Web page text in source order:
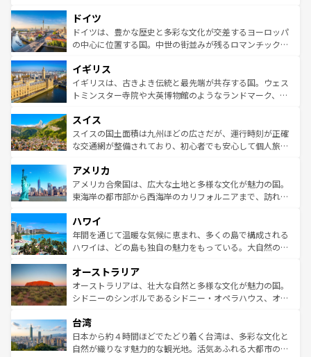
せる。地方によって風土や気候が異なるスペインはその個
性で訪れる人を魅了する。 なお、新着のスペイン情報は コ
ンテンツ一覧を参照してほしい。
で、幅広い魅力が詰まっている。華麗な宮殿、歴史的な大
聖堂、美しいビーチ、そして豊かな自然が、訪れる者を心
から魅了する。また、フランスは美食の国としても知ら
いる。シャンパンの発祥地であるランス、プロヴァンスの
香り高いラベンダー畑など、多彩な楽しみ方が可能だ。さ
らに、パリ以外の地域にも魅力が溢れており、どの街角に
れる地方に足を運ぶとそれぞれで全く異なる文化を体験で
きるだろう。 なお、新着のフランス情報はコンテンツ一覧
を参照してほしい。
ドイツ
ドイツは、豊かな歴史と多彩な文化が交差するヨーロッパ
の中心に位置する国。中世の街並みが残るロマンチック街
顔を持つこの国は、どこを歩いても飽きることがない。ベ
ルリンの文化的活気、バイエルン州のアルプスの絶景、そ
してライン川沿いのワイン畑といった風景は必見。ビール
は、お酒好きな人にはぜひ体験してほしい。 なお、新着の
ドイツ情報はコンテンツ一覧を参照してほしい。
イギリス
イギリスは、古きよき伝統と最先端が共存する国。ウェス
トミンスター寺院や大英博物館のようなランドマーク、歴
リアごとに異なる魅力がある。また、優雅なアフタヌーン
ティー、ビール好きにはたまらない英国パブ、サッカー観
戦など、本場だからこそできる体験も豊富。イギリスを旅
ンツ一覧を参照してほしい。
スイス
スイスの国土面積は九州ほどの広さだが、運行時刻が正確
な交通網が整備されており、初心者でも安心して個人旅行
の建物がそのまま残る町や、スイスならではのユニークな
博物館もあり、アルプス観光だけでなく町歩きも満喫する
ことができる。国民の所得が高いため物価も高いが、旅行
ば市内交通費無料で観光を楽しむこともできる。 なお、新
着のスイス情報はコンテンツ一覧 を参照してほしい。
アメリカ
アメリカ合衆国は、広大な土地と多様な文化が魅力の国。
東海岸の都市部から西海岸のカリフォルニアまで、訪れる
のような巨大都市は、観光、ショッピング、エンターテイ
ンメントが詰まった刺激的なスポットだ。一方、アメリカ
西部には大自然が広がり、グランドキャニオンやイエロー
部のニューオーリンズでは、音楽と美食が融合した独特の
文化が魅力。旅行者はアメリカの各地域で異なる魅力を楽
しみながら、その多様性と豊かな歴史を感じることができ
ならではの贅沢な旅のスタイルだ。 なお、新着のアメリカ
情報はコンテンツ一覧を参照してほしい。
ハワイ
年間を通じて温暖な気候に恵まれ、多くの島で構成される
ハワイは、どの島も独自の魅力をもっている。大自然の神
ワイ島は見逃せない。また、定番の観光地といえばオアフ
島だが、静かな自然を求めるならマウイ島やカウアイ島が
おすすめ。エメラルドグリーンに輝く海をはじめ、豊かな
れるおもてなしの心で訪れる人々を迎えてくれるハワイの
人々、おいしいローカルフードやハワイアンミュージッ
ク、伝統的なフラダンスなど、すべてがハワイの魅力を彩
オーストラリア
オーストラリアは、壮大な自然と多様な文化が魅力の国。
シドニーのシンボルであるシドニー・オペラハウス、オー
リアリーフや大陸中央部にそびえるウルル（エアーズロッ
ク）、タスマニアの美しい原生林やケアンズの熱帯雨林な
ど、見どころがたくさん。また、カフェやワイン、オージ
台湾
日本から約４時間ほどでたどり着く台湾は、多彩な文化と
自然が織りなす魅力的な観光地。活気あふれる大都市の台